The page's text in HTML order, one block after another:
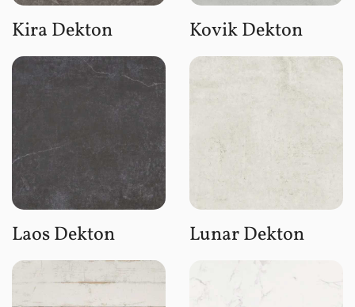
Kira Dekton Kovik Dekton
Laos Dekton Lunar Dekton